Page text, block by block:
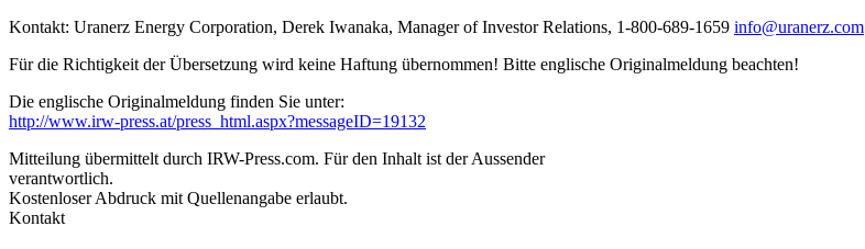
Kontakt: Uranerz Energy Corporation, Derek Iwanaka, Manager of Investor Relations, 1-800-689-1659 info@uranerz.com
Für die Richtigkeit der Übersetzung wird keine Haftung übernommen! Bitte englische Originalmeldung beachten!
Die englische Originalmeldung finden Sie unter:
http://www.irw-press.at/press_html.aspx?messageID=19132
Mitteilung übermittelt durch IRW-Press.com. Für den Inhalt ist der Aussender
verantwortlich.
Kostenloser Abdruck mit Quellenangabe erlaubt.
Kontakt